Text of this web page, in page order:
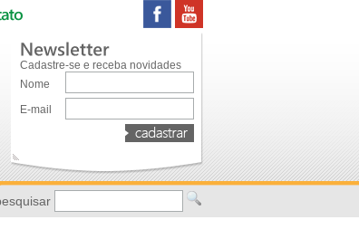
Cadastre-se e receba novidades
Nome
E-mail